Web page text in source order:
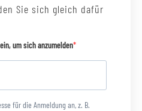
Sie sich gleich dafür
um sich anzumelden
für die Anmeldung an, z. B.